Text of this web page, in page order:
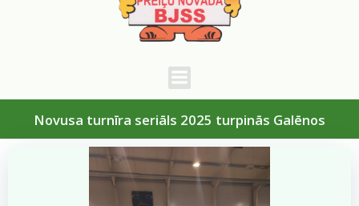
Novusa turnīra seriāls 2025 turpinās Galēnos